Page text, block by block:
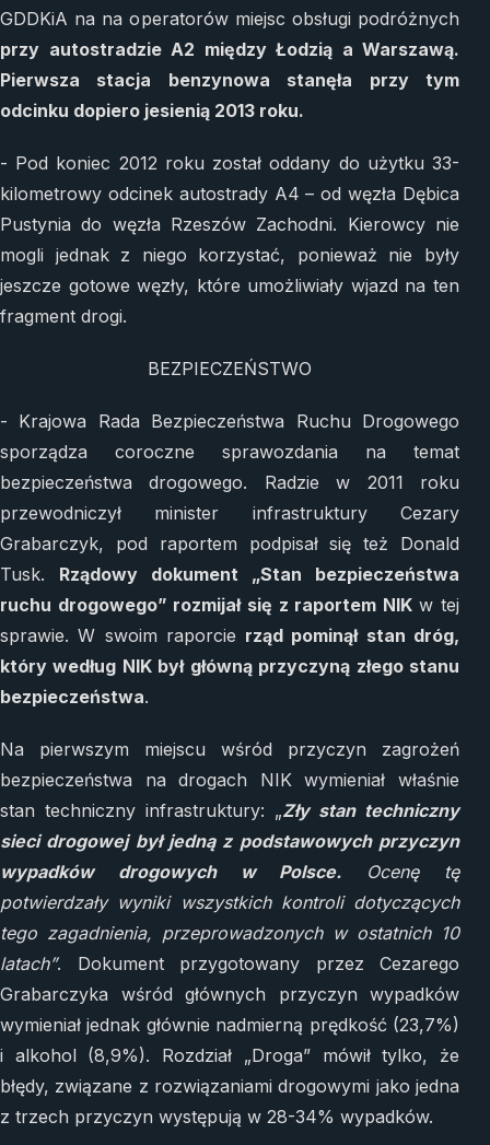
GDDKiA na na operatorów miejsc obsługi podróżnych
przy autostradzie A2 między Łodzią a Warszawą.
Pierwsza stacja benzynowa stanęła przy tym
odcinku dopiero jesienią 2013 roku.
- Pod koniec 2012 roku został oddany do użytku 33-
kilometrowy odcinek autostrady A4 – od węzła Dębica
Pustynia do węzła Rzeszów Zachodni. Kierowcy nie
mogli jednak z niego korzystać, ponieważ nie były
jeszcze gotowe węzły, które umożliwiały wjazd na ten
fragment drogi.
BEZPIECZEŃSTWO
- Krajowa Rada Bezpieczeństwa Ruchu Drogowego
sporządza coroczne sprawozdania na temat
bezpieczeństwa drogowego. Radzie w 2011 roku
przewodniczył minister infrastruktury Cezary
Grabarczyk, pod raportem podpisał się też Donald
Tusk. Rządowy dokument „Stan bezpieczeństwa
ruchu drogowego” rozmijał się z raportem NIKw tej
sprawie. W swoim raporcie rząd pominął stan dróg,
który według NIK był główną przyczyną złego stanu
bezpieczeństwa.
Na pierwszym miejscu wśród przyczyn zagrożeń
bezpieczeństwa na drogach NIK wymieniał właśnie
stan techniczny infrastruktury: „Zły stan techniczny
sieci drogowej był jedną z podstawowych przyczyn
wypadków drogowych w Polsce. Ocenę tę
potwierdzały wyniki wszystkich kontroli dotyczących
tego zagadnienia, przeprowadzonych w ostatnich 10
latach”. Dokument przygotowany przez Cezarego
Grabarczyka wśród głównych przyczyn wypadków
wymieniał jednak głównie nadmierną prędkość (23,7%)
i alkohol (8,9%). Rozdział „Droga” mówił tylko, że
błędy, związane z rozwiązaniami drogowymi jako jedna
z trzech przyczyn występują w 28-34% wypadków.